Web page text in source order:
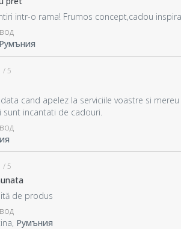
intr-o rama! Frumos concept,cadou
Румъния
/ 5
cand apelez la serviciile voastre si
sunt incantati de cadouri.
/ 5
de produs
Румъния